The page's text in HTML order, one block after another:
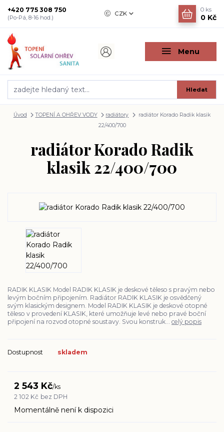
Menu
CZK
Hledat
+420 775 308 750
(Po-Pá, 8-16 hod.)
0 ks
0 Kč
Úvod TOPENÍ A OHŘEV VODY radiátory
radiátor Korado Radik klasik
22/400/700
radiátor Korado Radik
klasik 22/400/700
RADIK KLASIK Model RADIK KLASIK je deskové těleso s pravým nebo
levým bočním připojením. Radiátor RADIK KLASIK je osvědčený
svým klasickým designem. Model RADIK KLASIK je deskové otopné
těleso v provedení KLASIK, které umožňuje levé nebo pravé boční
připojení na rozvod otopné soustavy. Svou konstruk... celý popis
Dostupnost skladem
2 543 Kč/ks
2 102 Kč bez DPH
Momentálně není k dispozici